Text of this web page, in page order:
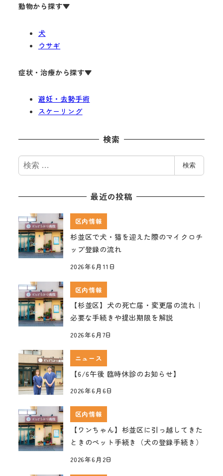
動物から探す▼
犬
ウサギ
症状・治療から探す▼
避妊・去勢手術
スケーリング
検索
検
索
検索
最近の投稿
区内情報
杉並区で犬・猫を迎えた際のマイクロチ
ップ登録の流れ
2026年6月11日
区内情報
【杉並区】犬の死亡届・変更届の流れ｜
必要な手続きや提出期限を解説
2026年6月7日
ニュース
【6/6午後 臨時休診のお知らせ】
2026年6月6日
区内情報
【ワンちゃん】杉並区に引っ越してきた
ときのペット手続き（犬の登録手続き）
2026年6月2日